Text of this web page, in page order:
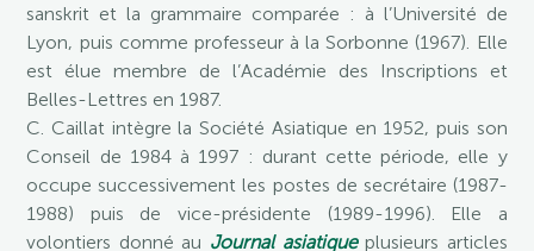
sanskrit et la grammaire comparée : à l’Université de
Lyon, puis comme professeur à la Sorbonne (1967). Elle
est élue membre de l’Académie des Inscriptions et
Belles-Lettres en 1987.
C. Caillat intègre la Société Asiatique en 1952, puis son
Conseil de 1984 à 1997 : durant cette période, elle y
occupe successivement les postes de secrétaire (1987-
1988) puis de vice-présidente (1989-1996). Elle a
volontiers donné au Journal asiatiqueplusieurs articles